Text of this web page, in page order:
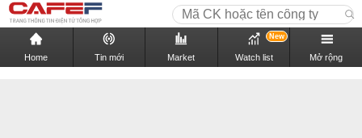
Home Tin mới Market Watch list
New
Mở rộng